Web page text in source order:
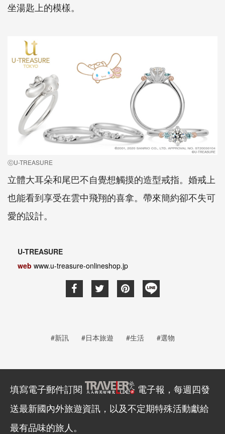
坐湯匙上的模樣。
ⓒU-TREASURE
立體大耳朵和尾巴不自覺想觸摸的造型戒指。婚戒上
也能看到享受在雲中飛翔的喜拿。帶來簡約卻不失可
愛的設計。
U-TREASURE
web www.u-treasure-onlineshop.jp
#新訊 #日本旅遊 #生活 #選物
填寫電子郵件訂閱
電子報，每週四發
送最新國內外旅遊資訊，以及不定期特殊活動獻給
最有品味的旅人。